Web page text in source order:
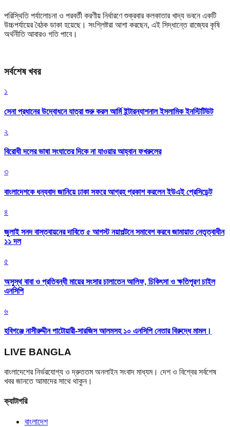
পরিস্থিতি পর্যালোচনা ও পরবর্তী করণীয় নির্ধারণে শুক্রবার কলকাতার খাদ্য ভবনে একটি
উচ্চপর্যায়ের বৈঠক ডাকা হয়েছে। সংশ্লিষ্টরা আশা করছেন, এই সিদ্ধান্তে রাজ্যের কৃষি
অর্থনীতি আবারও গতি পাবে।
সর্বশেষ খবর
১
সেনা প্রধানের উদ্বোধনে যাত্রা শুরু করল আর্মি ইন্টারন্যাশনাল ইসলামিক ইনস্টিটিউট
২
বিরোধী দলের ভাষা সংঘাতের দিকে না যাওয়ার আহ্বান ফখরুলের
৩
বাংলাদেশকে ধন্যবাদ জানিয়ে ঢাকা সফরে আগ্রহ প্রকাশ করলেন ইউএই প্রেসিডেন্ট
৪
জুলাই সনদ বাস্তবায়নের দাবিতে ৫ আগস্ট নয়াপল্টনে সমাবেশ করবে জামায়াত নেতৃত্বাধীন
১১ দল
৫
অসুস্থ বাবা ও প্রতিবন্ধী মায়ের সংসার চালাতেন আলিফ, চিকিৎসা ও ক্ষতিপূরণ চাইল
এনসিপি
৬
হবিগঞ্জে নাসীরুদ্দীন পাটোয়ারী-সারজিস আলমসহ ১০ এনসিপি নেতার বিরুদ্ধে মামল।
LIVE BANGLA
বাংলাদেশের নির্ভরযোগ্য ও দ্রুততম অনলাইন সংবাদ মাধ্যম। দেশ ও বিশ্বের সর্বশেষ
খবর জানতে আমাদের সাথে থাকুন।
ক্যাটাগরি
বাংলাদেশ